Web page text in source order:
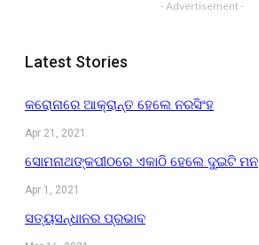
- Advertisement -
Latest Stories
କରୋନାରେ ଆକ୍ରାନ୍ତ ହେଲେ ନରସିଂହ
Apr 21, 2021
ସୋମନାଥଙ୍କପୀଠରେ ଏକାଠି ହେଲେ ଦୁଇଟି ମନ
Apr 1, 2021
ସତ୍ୟସନ୍ଧାନର ପ୍ରଭାବ